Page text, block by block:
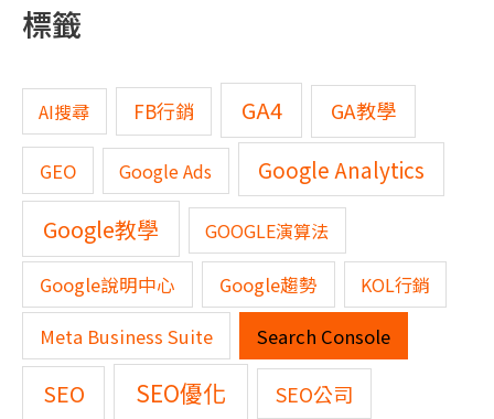
標籤
AI搜尋 FB行銷 GA4 GA教學
GEO Google Ads Google Analytics
Google教學 GOOGLE演算法
Google說明中心 Google趨勢
KOL行銷
Meta Business Suite
Search Console
SEO SEO優化 SEO公司